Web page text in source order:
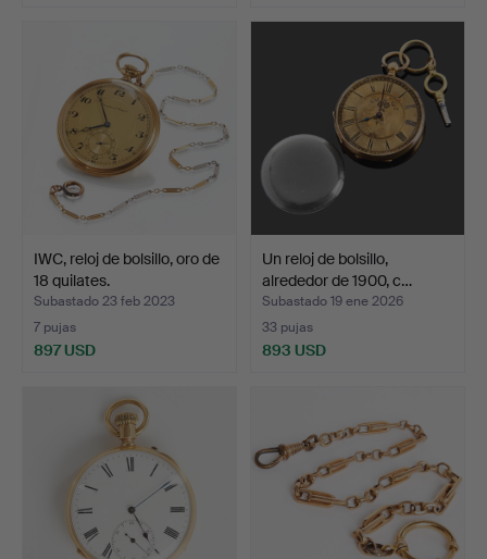
IWC, reloj de bolsillo, oro de
18 quilates.
Subastado 23 feb 2023
7 pujas
897 USD
Un reloj de bolsillo,
alrededor de 1900, c…
Subastado 19 ene 2026
33 pujas
893 USD